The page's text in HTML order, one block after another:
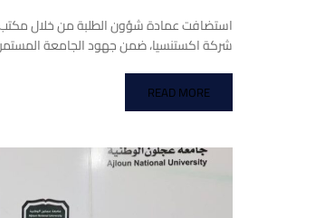
شركة اكستنسيا، ضمن جهود الجامعة
READ MORE